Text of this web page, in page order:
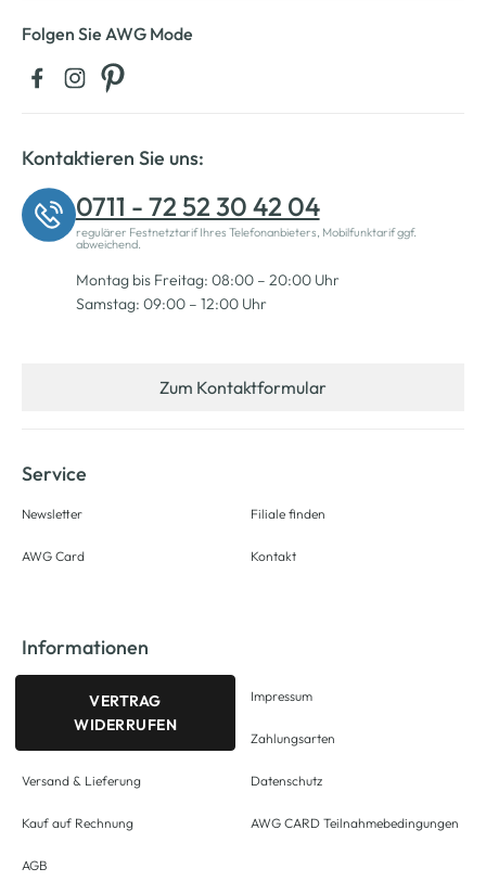
Folgen Sie AWG Mode
Kontaktieren Sie uns:
0711 - 72 52 30 42 04
regulärer Festnetztarif Ihres Telefonanbieters, Mobilfunktarif ggf.
abweichend.
Montag bis Freitag: 08:00 – 20:00 Uhr
Samstag: 09:00 – 12:00 Uhr
Zum Kontaktformular
Service
Newsletter
AWG Card
Filiale finden
Kontakt
Informationen
VERTRAG
WIDERRUFEN
Versand & Lieferung
Kauf auf Rechnung
AGB
Impressum
Zahlungsarten
Datenschutz
AWG CARD Teilnahmebedingungen